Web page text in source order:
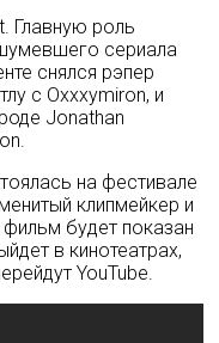
Главную роль
сериала
снялся рэпер
с Oxxxymiron, и
Jonathan
на фестивале
клипмейкер и
будет показан
в кинотеатрах,
YouTube.